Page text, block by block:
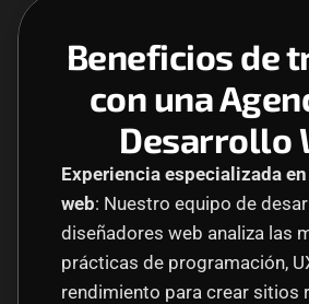
Beneficios de
con una
Desarrollo
Experiencia especializada
web: Nuestro equipo de
diseñadores web analiza las
prácticas de programación,
rendimiento para crear sitios